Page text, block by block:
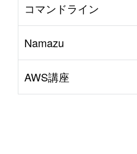
コマンドライン
Namazu
AWS講座